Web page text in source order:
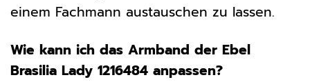
einem Fachmann austauschen zu lassen.
Wie kann ich das Armband der Ebel
Brasilia Lady 1216484 anpassen?